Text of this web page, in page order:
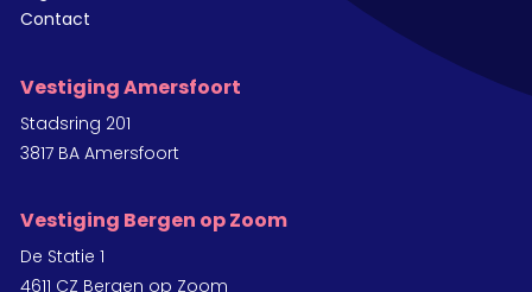
Contact
Vestiging Amersfoort
Stadsring 201
3817 BA Amersfoort
Vestiging Bergen op Zoom
De Statie 1
4611 CZ Bergen op Zoom